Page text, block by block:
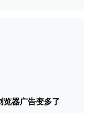
览器广告变多了